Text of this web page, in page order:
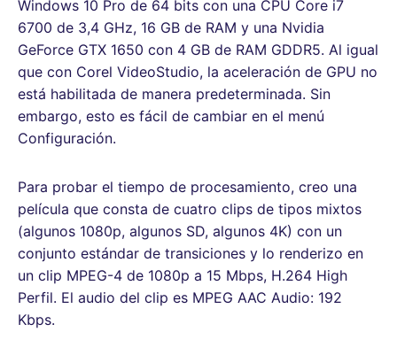
Windows 10 Pro de 64 bits con una CPU Core i7
6700 de 3,4 GHz, 16 GB de RAM y una Nvidia
GeForce GTX 1650 con 4 GB de RAM GDDR5. Al igual
que con Corel VideoStudio, la aceleración de GPU no
está habilitada de manera predeterminada. Sin
embargo, esto es fácil de cambiar en el menú
Configuración.
Para probar el tiempo de procesamiento, creo una
película que consta de cuatro clips de tipos mixtos
(algunos 1080p, algunos SD, algunos 4K) con un
conjunto estándar de transiciones y lo renderizo en
un clip MPEG-4 de 1080p a 15 Mbps, H.264 High
Perfil. El audio del clip es MPEG AAC Audio: 192
Kbps.